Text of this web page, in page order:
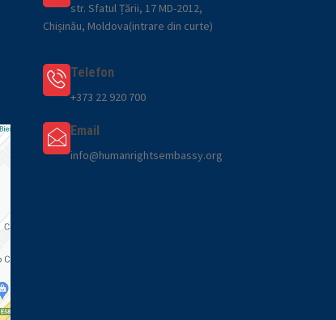
str. Sfatul Țării, 17 MD-2012,
Chișinău, Moldova(intrare din curte)
Telefon
+373 22 920 700
Email
info@humanrightsembassy.org